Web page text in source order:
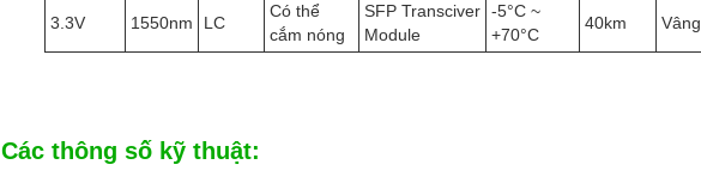
3.3V 1550nm LC
Có thể
cắm nóng
SFP Transciver
Module
-5°C ~
+70°C
40km Vâng.
Các thông số kỹ thuật: